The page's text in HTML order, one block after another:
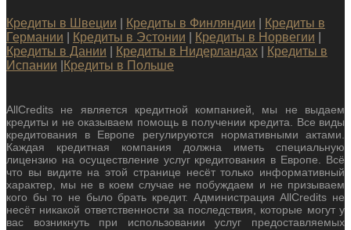
Кредиты в Швеции Кредиты в Финляндии
Кредиты в
Германии
Кредиты в Эстонии Кредиты в Норвегии
Кредиты в Дании
Кредиты в Нидерландах
Кредиты в
Испании
Кредиты в Польше
AllCredits не является кредитной компанией, мы не выдаем
кредиты и не оказываем помощь в получении кредита. Все виды
кредитования в Европе регулируются нормативными актами.
Каждая кредитная компания должна иметь специальную
лицензию на осуществление услуг кредитования в Европе. Всё
что вы видите на этой странице несёт только информативный
характер, мы не в коем случае не побуждаем и не призываем
кого бы то не было брать кредит. Администрация AllCredits не
несёт никакой ответственности за последствия, которые могут у
вас возникнуть при использовании услуг предоставляемых